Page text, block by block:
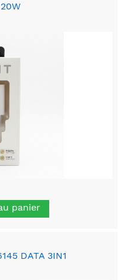
panier
DATA 3IN1